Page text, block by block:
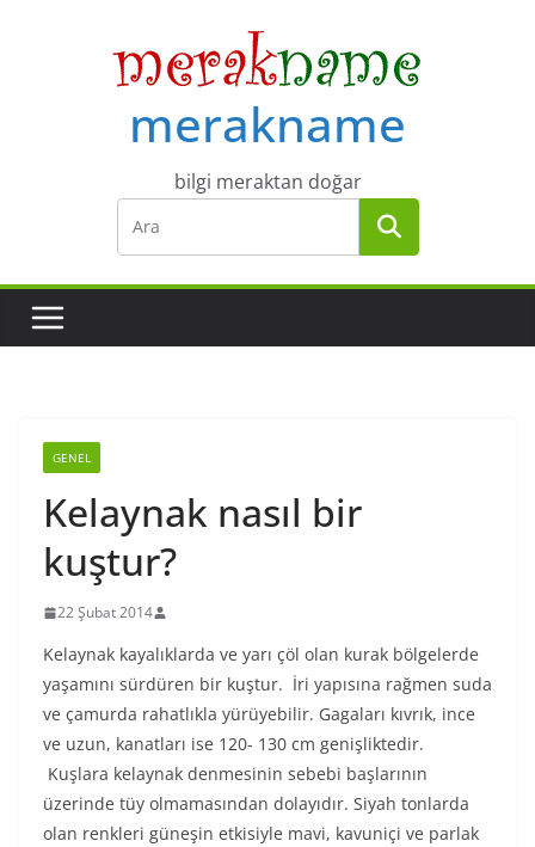
merakname
bilgi meraktan doğar
GENEL
Kelaynak nasıl bir
kuştur?
22 Şubat 2014
Kelaynak kayalıklarda ve yarı çöl olan kurak bölgelerde
yaşamını sürdüren bir kuştur. İri yapısına rağmen suda
ve çamurda rahatlıkla yürüyebilir. Gagaları kıvrık, ince
ve uzun, kanatları ise 120- 130 cm genişliktedir.
Kuşlara kelaynak denmesinin sebebi başlarının
üzerinde tüy olmamasından dolayıdır. Siyah tonlarda
olan renkleri güneşin etkisiyle mavi, kavuniçi ve parlak